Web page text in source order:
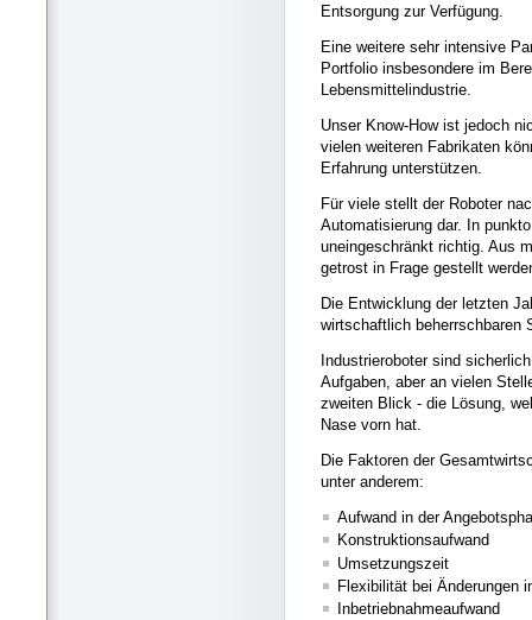
Entsorgung zur Verfügung.
Eine weitere sehr intensive
Portfolio insbesondere im
Lebensmittelindustrie.
Unser Know-How ist jedoch
vielen weiteren Fabrikaten
Erfahrung unterstützen.
Für viele stellt der Roboter
Automatisierung dar. In
uneingeschränkt richtig. Aus
getrost in Frage gestellt
Die Entwicklung der letzten
wirtschaftlich beherrschbaren
Industrieroboter sind
Aufgaben, aber an vielen
zweiten Blick - die Lösung,
Nase vorn hat.
Die Faktoren der
unter anderem:
Aufwand in der
Konstruktionsaufwand
Umsetzungszeit
Flexibilität bei Änderungen
Inbetriebnahmeaufwand